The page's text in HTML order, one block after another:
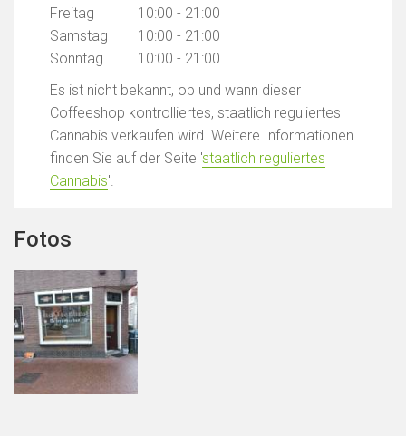
Freitag
10:00 - 21:00
Samstag
10:00 - 21:00
Sonntag
10:00 - 21:00
Es ist nicht bekannt, ob und wann dieser
Coffeeshop kontrolliertes, staatlich reguliertes
Cannabis verkaufen wird. Weitere Informationen
finden Sie auf der Seite 'staatlich reguliertes
Cannabis'.
Fotos